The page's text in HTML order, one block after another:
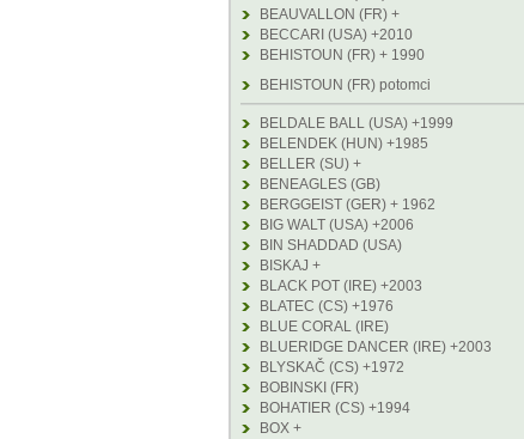
BEAUVALLON (FR) +
BECCARI (USA) +2010
BEHISTOUN (FR) + 1990
BEHISTOUN (FR) potomci
BELDALE BALL (USA) +1999
BELENDEK (HUN) +1985
BELLER (SU) +
BENEAGLES (GB)
BERGGEIST (GER) + 1962
BIG WALT (USA) +2006
BIN SHADDAD (USA)
BISKAJ +
BLACK POT (IRE) +2003
BLATEC (CS) +1976
BLUE CORAL (IRE)
BLUERIDGE DANCER (IRE) +2003
BLYSKAČ (CS) +1972
BOBINSKI (FR)
BOHATIER (CS) +1994
BOX +